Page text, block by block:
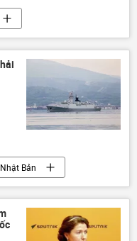
Châu Âu
Nhật Bản
giới